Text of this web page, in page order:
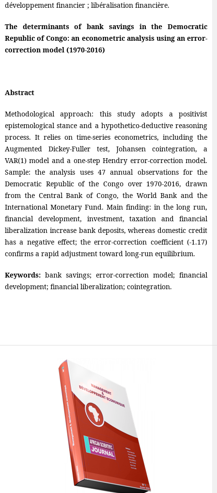
développement financier ; libéralisation financière.
The determinants of bank savings in the Democratic
Republic of Congo: an econometric analysis using an error-
correction model (1970-2016)
Abstract
Methodological approach: this study adopts a positivist
epistemological stance and a hypothetico-deductive reasoning
process. It relies on time-series econometrics, including the
Augmented Dickey-Fuller test, Johansen cointegration, a
VAR(1) model and a one-step Hendry error-correction model.
Sample: the analysis uses 47 annual observations for the
Democratic Republic of the Congo over 1970-2016, drawn
from the Central Bank of Congo, the World Bank and the
International Monetary Fund. Main finding: in the long run,
financial development, investment, taxation and financial
liberalization increase bank deposits, whereas domestic credit
has a negative effect; the error-correction coefficient (-1.17)
confirms a rapid adjustment toward long-run equilibrium.
Keywords: bank savings; error-correction model; financial
development; financial liberalization; cointegration.